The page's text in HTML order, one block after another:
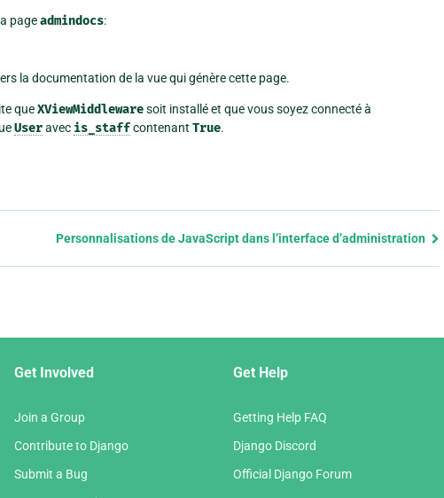
pageadmindocs:
la documentation de la vue qui génère cette page.
queXViewMiddlewaresoit installé et que vous soyez connecté à
Useravec is_staffcontenant True.
Personnalisations de JavaScript dans l’interface d’administration
Get Involved
Join a Group
Contribute to Django
Submit a Bug
Get Help
Getting Help FAQ
Django Discord
Official Django Forum